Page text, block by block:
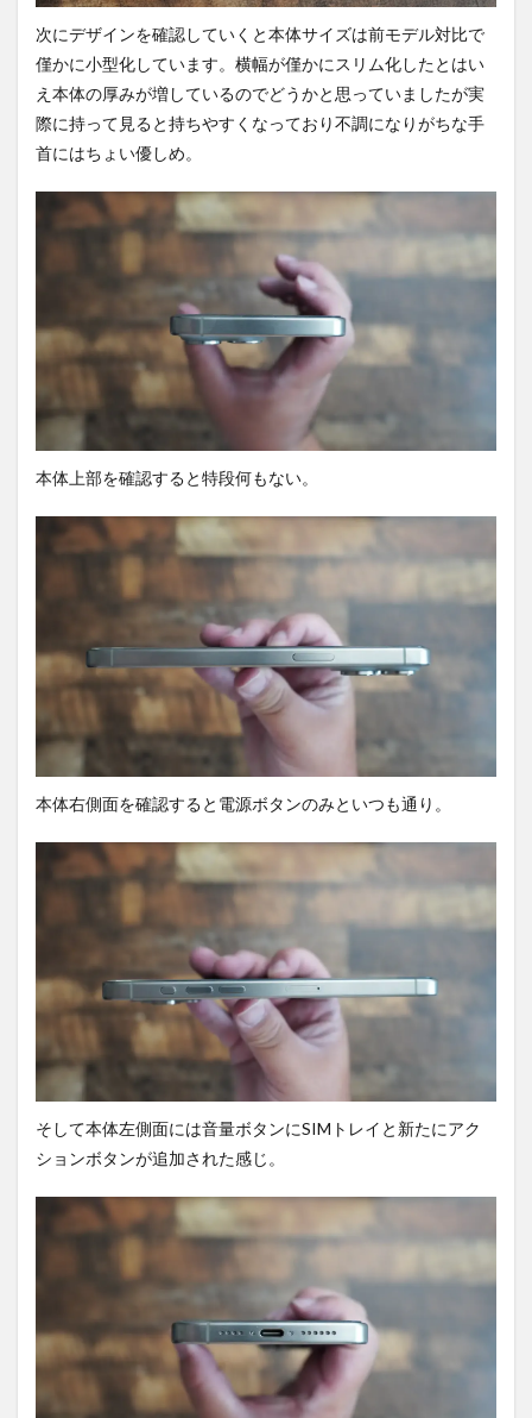
6.1
MagEZ
Case
Pro 4
6.2
MagEZ
Case 4
まと
8
PR)
購入
は待
間・
手数
ンシ
ョッ
す
め！
次にデザインを確認していくと本体サイズは前モデル対比で
僅かに小型化しています。横幅が僅かにスリム化したとはい
え本体の厚みが増しているのでどうかと思っていましたが実
際に持って見ると持ちやすくなっており不調になりがちな手
首にはちょい優しめ。
本体上部を確認すると特段何もない。
本体右側面を確認すると電源ボタンのみといつも通り。
そして本体左側面には音量ボタンにSIMトレイと新たにアク
ションボタンが追加された感じ。